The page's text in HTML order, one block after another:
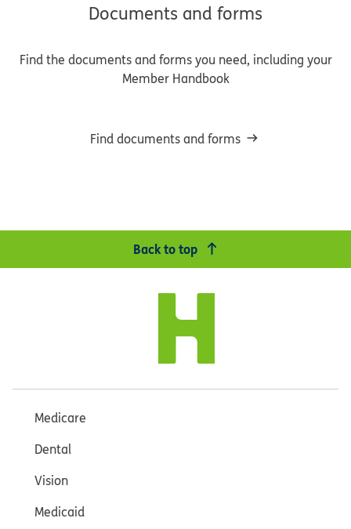
Documents and forms
Find the documents and forms you need, including your
Member Handbook
Find documents and forms
Back to top
Medicare
Dental
Vision
Medicaid